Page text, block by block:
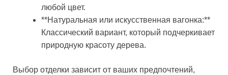
любой цвет.
**Натуральная или искусственная вагонка:**
Классический вариант, который подчеркивает
природную красоту дерева.
Выбор отделки зависит от ваших предпочтений,